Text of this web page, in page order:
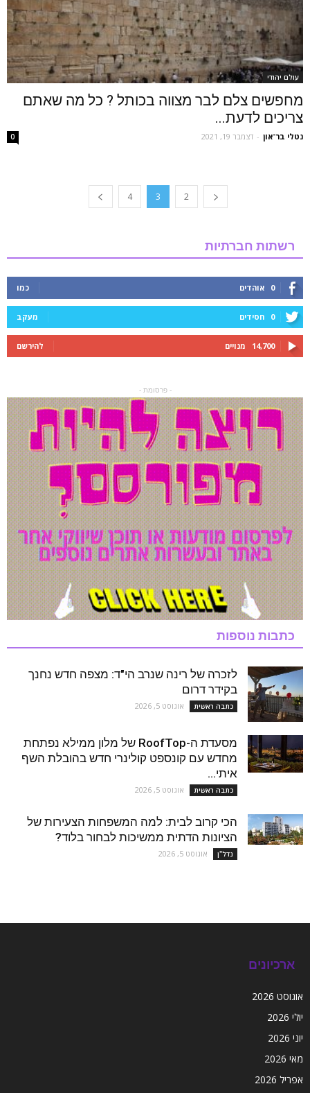
עולם יהודי
מחפשים צלם לבר מצווה בכותל ? כל מה שאתם
צריכים לדעת...
נטלי בר־און - דצמבר 19, 2021 0
2
3
4
רשתות חברתיות
0 אוהדים כמו
0 חסידים מעקב
14,700 מנויים להירשם
- פרסומת -
כתבות נוספות
לזכרה של רינה שנרב הי"ד: מצפה חדש נחנך
בקידר דרום
כתבה ראשית אוגוסט 5, 2026
מסעדת ה-RoofTop של מלון ממילא נפתחת
מחדש עם קונספט קולינרי חדש בהובלת השף
איתי...
כתבה ראשית אוגוסט 5, 2026
הכי קרוב לבית: למה המשפחות הצעירות של
הציונות הדתית ממשיכות לבחור בלוד?
נדל''ן אוגוסט 5, 2026
ארכיונים
אוגוסט 2026
יולי 2026
יוני 2026
מאי 2026
אפריל 2026